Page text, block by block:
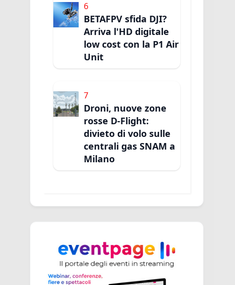
6
BETAFPV sfida DJI?
Arriva l'HD digitale
low cost con la P1 Air
Unit
7
Droni, nuove zone
rosse D-Flight:
divieto di volo sulle
centrali gas SNAM a
Milano